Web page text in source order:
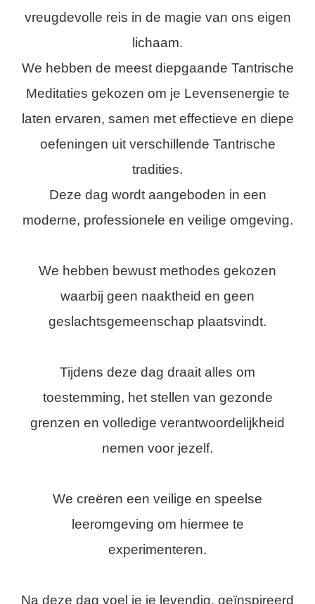
vreugdevolle reis in de magie van ons eigen
lichaam.
We hebben de meest diepgaande Tantrische
Meditaties gekozen om je Levensenergie te
laten ervaren, samen met effectieve en diepe
oefeningen uit verschillende Tantrische
tradities.
Deze dag wordt aangeboden in een
moderne, professionele en veilige omgeving.
We hebben bewust methodes gekozen
waarbij geen naaktheid en geen
geslachtsgemeenschap plaatsvindt.
Tijdens deze dag draait alles om
toestemming, het stellen van gezonde
grenzen en volledige verantwoordelijkheid
nemen voor jezelf.
We creëren een veilige en speelse
leeromgeving om hiermee te
experimenteren.
Na deze dag voel je je levendig, geïnspireerd